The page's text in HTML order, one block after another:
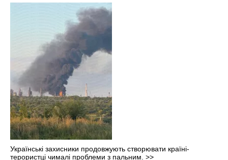
Українські захисники продовжують створювати країні-
терористці чималі проблеми з пальним. >>